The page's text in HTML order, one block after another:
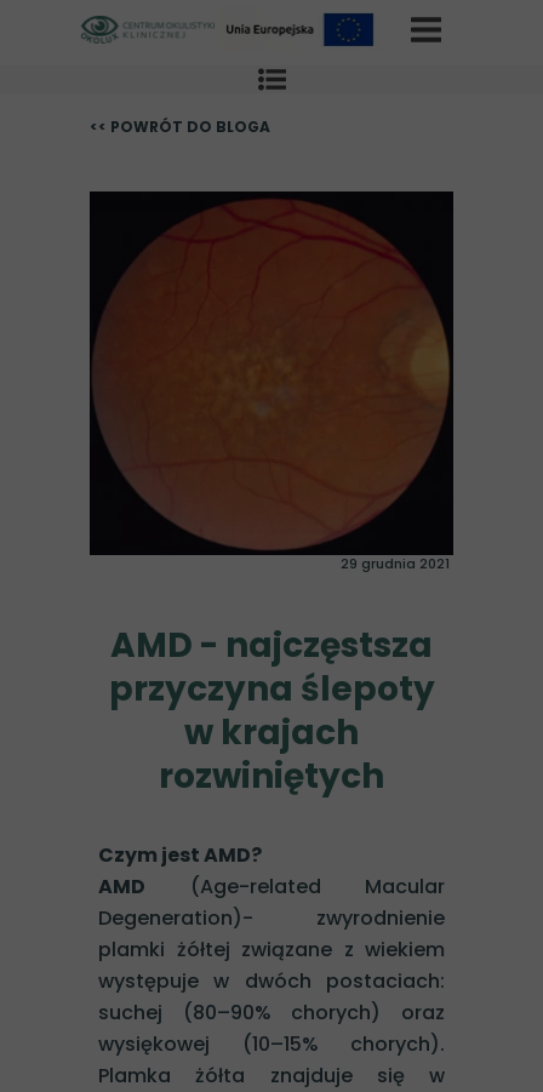
<< POWRÓT DO BLOGA
29 grudnia 2021
AMD - najczęstsza
przyczyna ślepoty
w krajach
rozwiniętych
Czym jest AMD?
AMD (Age-related Macular
Degeneration)- zwyrodnienie
plamki żółtej związane z wiekiem
występuje w dwóch postaciach:
suchej (80–90% chorych) oraz
wysiękowej (10–15% chorych).
Plamka żółta znajduje się w